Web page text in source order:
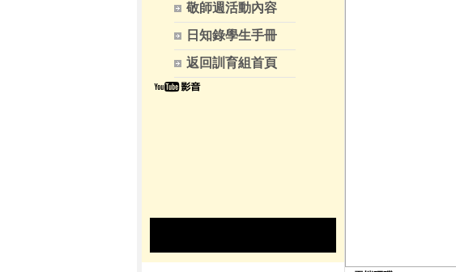
敬師週活動內容
日知錄學生手冊
返回訓育組首頁